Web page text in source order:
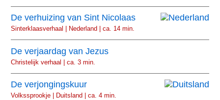
De verhuizing van Sint Nicolaas
Sinterklaasverhaal | Nederland | ca. 14 min.
De verjaardag van Jezus
Christelijk verhaal | ca. 3 min.
De verjongingskuur
Volkssprookje | Duitsland | ca. 4 min.